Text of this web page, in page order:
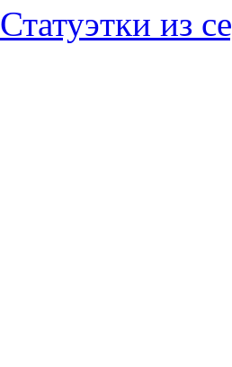
Статуэтки из